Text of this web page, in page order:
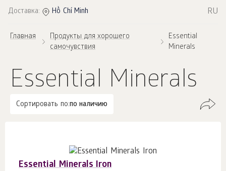
Доставка: Hồ Chí Minh RU
Главная
Продукты для хорошего
самочувствия
Essential
Minerals
Essential Minerals
Сортировать по:по наличию
Essential Minerals Iron